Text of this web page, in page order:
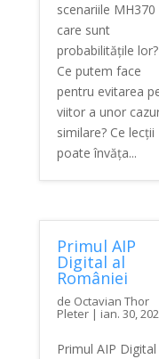
scenariile MH370
care sunt
probabilitățile lor?
Ce putem face
pentru evitarea
viitor a unor
similare? Ce lecții
poate învăța...
Primul AIP
Digital al
României
de Octavian Thor
Pleter| ian. 30,
Primul AIP Digital